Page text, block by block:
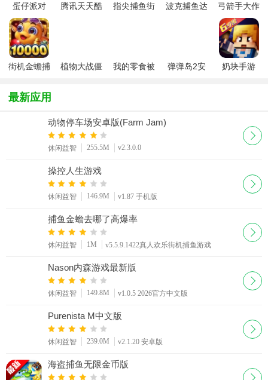
蛋仔派对
腾讯天天酷
指尖捕鱼街
波克捕鱼达
弓箭手大作
战2026最新
安卓版
街机金蟾捕
植物大战僵
我的零食被
弹弹岛2安
奶块手游
最新应用
动物停车场安卓版(Farm Jam)
休闲益智 255.5M v2.3.0.0
操控人生游戏
休闲益智 146.9M v1.87 手机版
捕鱼金蟾去哪了高爆率
休闲益智 1M v5.5.9.1422真人欢乐街机捕鱼游戏
Nason内森游戏最新版
休闲益智 149.8M v1.0.5 2026官方中文版
Purenista M中文版
休闲益智 239.0M v2.1.20 安卓版
海盗捕鱼无限金币版